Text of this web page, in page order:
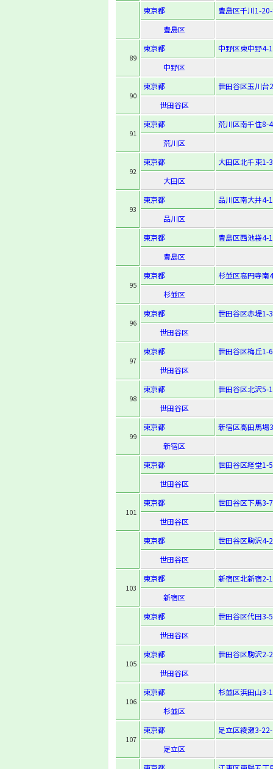
東京都
豊島区千川1-
豊島区
89
東京都
中野区東中野4-
中野区
90
東京都
世田谷区玉川台
世田谷区
91
東京都
荒川区南千住8-
荒川区
92
東京都
大田区北千束1-
大田区
93
東京都
品川区南大井4-
品川区
東京都
豊島区西池袋4-
豊島区
95
東京都
杉並区高円寺南
杉並区
96
東京都
世田谷区赤堤1-
世田谷区
97
東京都
世田谷区梅丘1-
世田谷区
98
東京都
世田谷区北沢5-
世田谷区
99
東京都
新宿区高田馬場
新宿区
東京都
世田谷区経堂1-
世田谷区
101
東京都
世田谷区下馬3-
世田谷区
東京都
世田谷区駒沢4-
世田谷区
103
東京都
新宿区北新宿2-
新宿区
東京都
世田谷区代田3-
世田谷区
105
東京都
世田谷区駒沢2-
世田谷区
106
東京都
杉並区浜田山3-
杉並区
107
東京都
足立区綾瀬3-
足立区